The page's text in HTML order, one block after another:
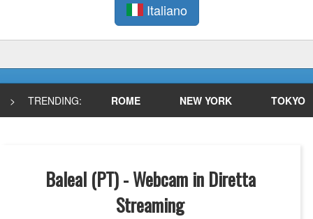
Italiano
> TRENDING: ROME NEW YORK TOKYO
Baleal (PT) - Webcam in Diretta
Streaming